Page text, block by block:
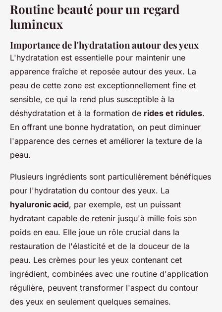
Routine beauté pour un regard
lumineux
Importance de l'hydratation autour des yeux
L'hydratation est essentielle pour maintenir une
apparence fraîche et reposée autour des yeux. La
peau de cette zone est exceptionnellement fine et
sensible, ce qui la rend plus susceptible à la
déshydratation et à la formation de rides et ridules.
En offrant une bonne hydratation, on peut diminuer
l'apparence des cernes et améliorer la texture de la
peau.
Plusieurs ingrédients sont particulièrement bénéfiques
pour l'hydratation du contour des yeux. La
hyaluronic acid, par exemple, est un puissant
hydratant capable de retenir jusqu'à mille fois son
poids en eau. Elle joue un rôle crucial dans la
restauration de l'élasticité et de la douceur de la
peau. Les crèmes pour les yeux contenant cet
ingrédient, combinées avec une routine d'application
régulière, peuvent transformer l'aspect du contour
des yeux en seulement quelques semaines.